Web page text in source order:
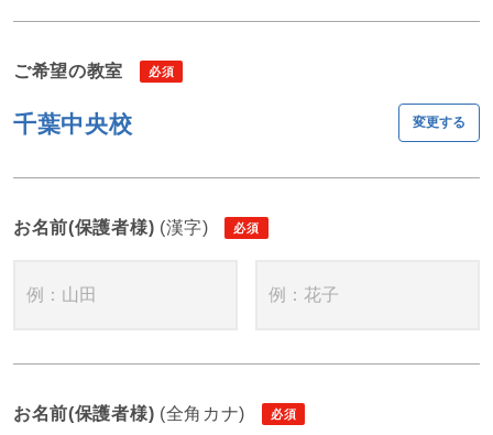
ご希望の教室
千葉中央校 変更する
お名前(保護者様) (漢字)
お名前(保護者様) (全角カナ)